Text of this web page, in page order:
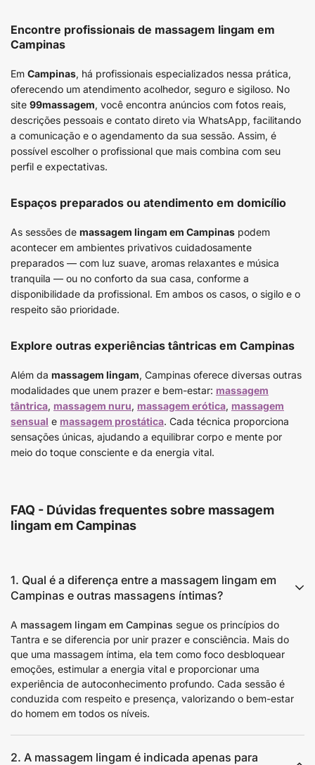
Encontre profissionais de massagem lingam em
Campinas
Em Campinas, há profissionais especializados nessa prática,
oferecendo um atendimento acolhedor, seguro e sigiloso. No
site 99massagem, você encontra anúncios com fotos reais,
descrições pessoais e contato direto via WhatsApp, facilitando
a comunicação e o agendamento da sua sessão. Assim, é
possível escolher o profissional que mais combina com seu
perfil e expectativas.
Espaços preparados ou atendimento em domicílio
As sessões de massagem lingam em Campinas podem
acontecer em ambientes privativos cuidadosamente
preparados — com luz suave, aromas relaxantes e música
tranquila — ou no conforto da sua casa, conforme a
disponibilidade da profissional. Em ambos os casos, o sigilo e o
respeito são prioridade.
Explore outras experiências tântricas em Campinas
Além da massagem lingam, Campinas oferece diversas outras
modalidades que unem prazer e bem-estar: massagem
tântrica, massagem nuru, massagem erótica, massagem
sensual e massagem prostática. Cada técnica proporciona
sensações únicas, ajudando a equilibrar corpo e mente por
meio do toque consciente e da energia vital.
FAQ - Dúvidas frequentes sobre massagem
lingam em Campinas
1. Qual é a diferença entre a massagem lingam em
Campinas e outras massagens íntimas?
A massagem lingam em Campinas segue os princípios do
Tantra e se diferencia por unir prazer e consciência. Mais do
que uma massagem íntima, ela tem como foco desbloquear
emoções, estimular a energia vital e proporcionar uma
experiência de autoconhecimento profundo. Cada sessão é
conduzida com respeito e presença, valorizando o bem-estar
do homem em todos os níveis.
2. A massagem lingam é indicada apenas para